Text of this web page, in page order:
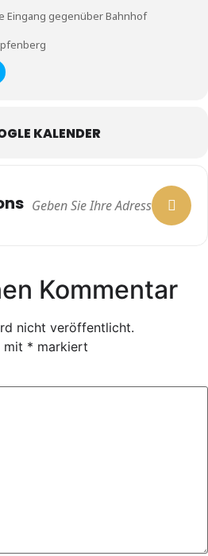
Eingang gegenüber Bahnhof
KALENDER
Kommentar
nicht veröffentlicht.
mit * markiert